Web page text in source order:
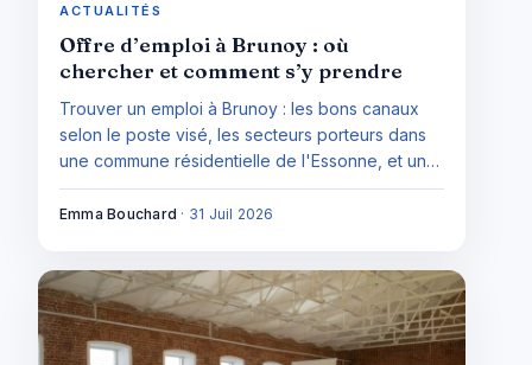
ACTUALITÉS
Offre d’emploi à Brunoy : où
chercher et comment s’y prendre
Trouver un emploi à Brunoy : les bons canaux
selon le poste visé, les secteurs porteurs dans
une commune résidentielle de l'Essonne, et une
méthode pour chercher en local comme à
l'échelle du bassin.
Emma Bouchard · 31 Juil 2026